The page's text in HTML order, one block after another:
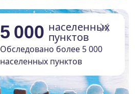
5 000 населенных
пунктов
Обследовано более 5 000
населенных пунктов